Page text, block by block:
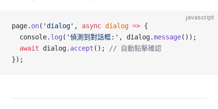
javascript
page. on( 'dialog' , async dialog => {
  console.
log ( '偵測到對話框:' , dialog.message());
  await
dialog. accept ();
// 自動點擊確認
});